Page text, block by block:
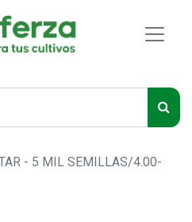
- 5 MIL SEMILLAS/4.00-